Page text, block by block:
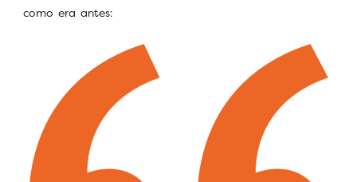
como era antes: